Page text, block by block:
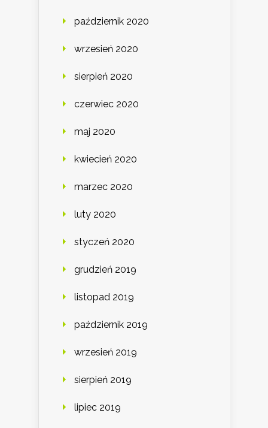
październik 2020
wrzesień 2020
sierpień 2020
czerwiec 2020
maj 2020
kwiecień 2020
marzec 2020
luty 2020
styczeń 2020
grudzień 2019
listopad 2019
październik 2019
wrzesień 2019
sierpień 2019
lipiec 2019